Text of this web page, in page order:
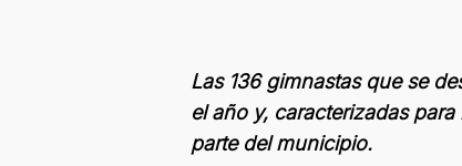
Las 136 gimnastas que se
el año y, caracterizadas
parte del municipio.